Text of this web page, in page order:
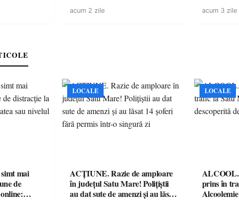
acum 2 zile
Räikkönen
acum 3 zile
mai
de
LOCALE
ACȚIUNE. Razie de amploare
în județul Satu Mare! Polițiștii
au dat sute de amenzi și au lăsat
LOCALE
ALCOOL.
prins în